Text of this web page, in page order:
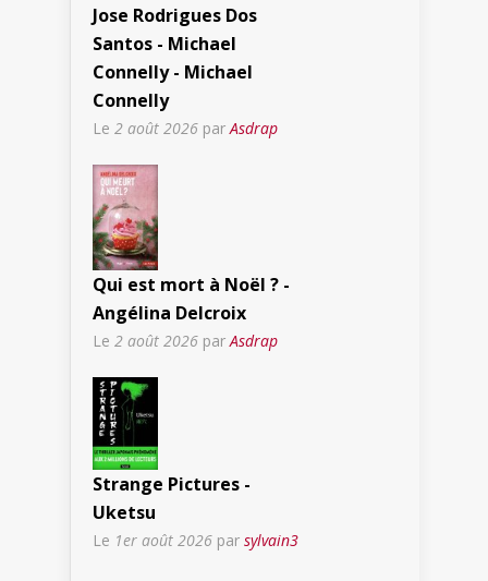
Jose Rodrigues Dos
Santos - Michael
Connelly - Michael
Connelly
Le 2 août 2026 parAsdrap
Qui est mort à Noël ? -
Angélina Delcroix
Le 2 août 2026 par Asdrap
Strange Pictures -
Uketsu
Le 1er août 2026 par sylvain3